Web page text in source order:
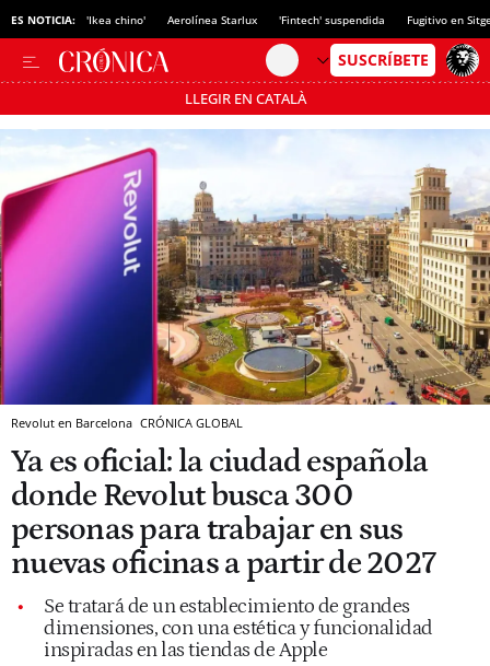
ES NOTICIA: 'Ikea chino' Aerolínea Starlux 'Fintech' suspendida Fugitivo en
LLEGIR EN CATALÀ
Pásate al MODO AHORRO
Revolut en Barcelona CRÓNICA GLOBAL
Ya es oficial: la ciudad española
donde Revolut busca 300
personas para trabajar en sus
nuevas oficinas a partir de 2027
Se tratará de un establecimiento de grandes
dimensiones, con una estética y funcionalidad
inspiradas en las tiendas de Apple